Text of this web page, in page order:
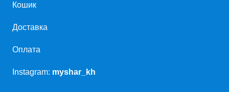
Кошик
Доставка
Оплата
Instagram: myshar_kh